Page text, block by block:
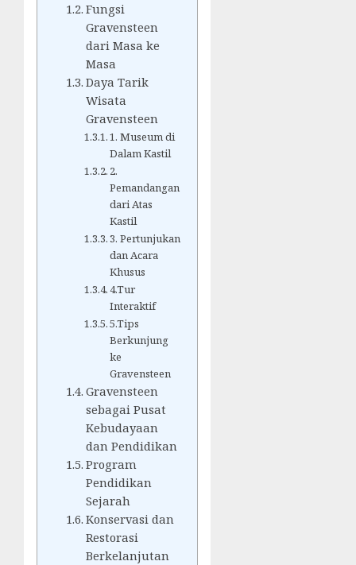
Fungsi
Gravensteen
dari Masa ke
Masa
Daya Tarik
Wisata
Gravensteen
1. Museum di
Dalam Kastil
2.
Pemandangan
dari Atas
Kastil
3. Pertunjukan
dan Acara
Khusus
4.Tur
Interaktif
5.Tips
Berkunjung
ke
Gravensteen
Gravensteen
sebagai Pusat
Kebudayaan
dan Pendidikan
Program
Pendidikan
Sejarah
Konservasi dan
Restorasi
Berkelanjutan